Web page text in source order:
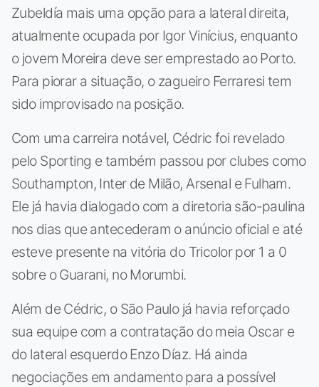
Zubeldía mais uma opção para a lateral direita,
atualmente ocupada por Igor Vinícius, enquanto
o jovem Moreira deve ser emprestado ao Porto.
Para piorar a situação, o zagueiro Ferraresi tem
sido improvisado na posição.
Com uma carreira notável, Cédric foi revelado
pelo Sporting e também passou por clubes como
Southampton, Inter de Milão, Arsenal e Fulham.
Ele já havia dialogado com a diretoria são-paulina
nos dias que antecederam o anúncio oficial e até
esteve presente na vitória do Tricolor por 1 a 0
sobre o Guarani, no Morumbi.
Além de Cédric, o São Paulo já havia reforçado
sua equipe com a contratação do meia Oscar e
do lateral esquerdo Enzo Díaz. Há ainda
negociações em andamento para a possível